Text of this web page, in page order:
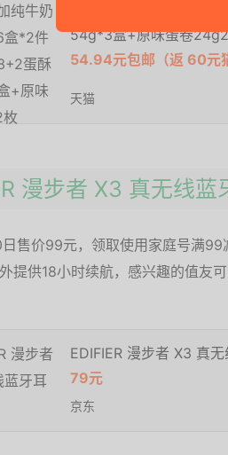
光明优加纯牛奶
54g*3盒+原味蛋卷
54.94元包邮（返 60元
天猫
漫步者 X3 真无线蓝
售价99元，领取使用家庭号满
提供18小时续航，感兴趣的值友
EDIFIER 漫步者 X3 真
79元
京东